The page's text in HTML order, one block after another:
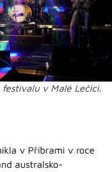
festivalu v Malé Lečici.
v Příbrami v roce
australsko-